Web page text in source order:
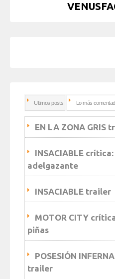
Ultimos posts Lo más
EN LA ZONA GRIS
INSACIABLE
adelgazante
INSACIABLE trailer
MOTOR CITY
piñas
POSESIÓN
trailer